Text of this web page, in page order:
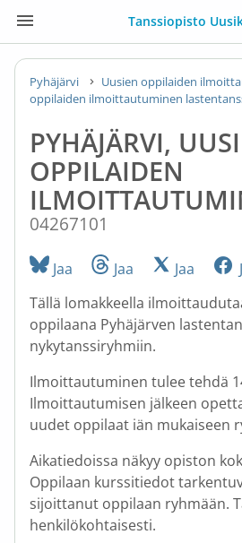
Tanssiopisto
Pyhäjärvi Uusien oppilaiden
oppilaiden ilmoittautuminen
PYHÄJÄRVI,
OPPILAIDEN
04267101
Jaa Jaa Jaa
Tällä lomakkeella
oppilaana Pyhäjärven
nykytanssiryhmiin.
Ilmoittautuminen tulee tehdä
Ilmoittautumisen jälkeen
uudet oppilaat iän mukaiseen
Aikatiedoissa näkyy opiston
Oppilaan kurssitiedot
sijoittanut oppilaan ryhmään.
henkilökohtaisesti.